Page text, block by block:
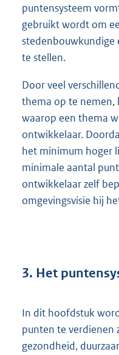
puntensysteem
gebruikt wordt om
stedenbouwkundige
te stellen.
Door veel
thema op te nemen,
waarop een thema
ontwikkelaar.
het minimum hoger
minimale aantal
ontwikkelaar zelf
omgevingsvisie hij
3. Het
In dit hoofdstuk
punten te verdienen
gezondheid,